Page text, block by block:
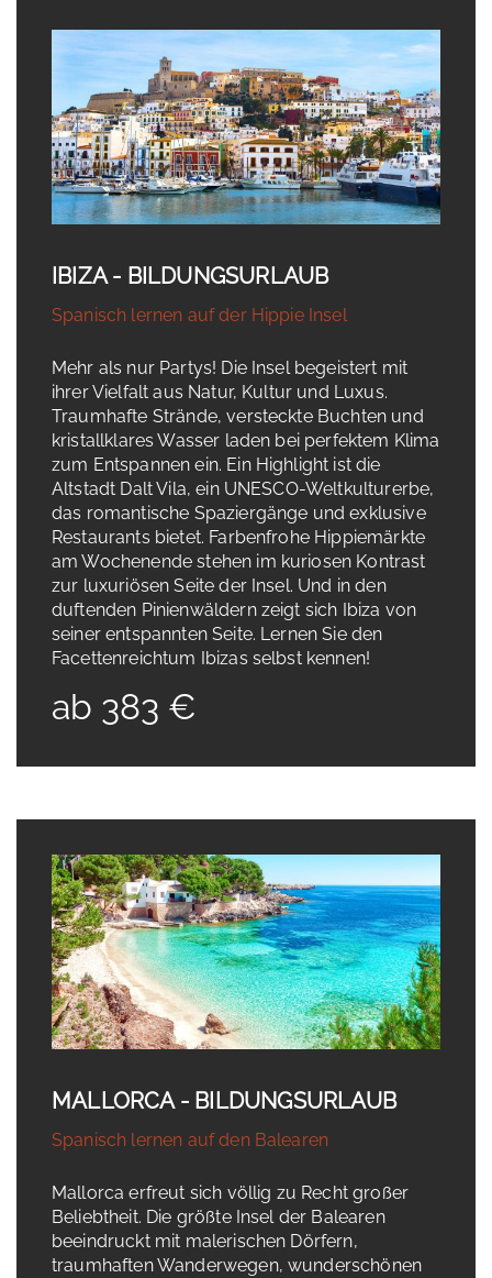
IBIZA - BILDUNGSURLAUB
Spanisch lernen auf der Hippie Insel
Mehr als nur Partys! Die Insel begeistert mit
ihrer Vielfalt aus Natur, Kultur und Luxus.
Traumhafte Strände, versteckte Buchten und
kristallklares Wasser laden bei perfektem Klima
zum Entspannen ein. Ein Highlight ist die
Altstadt Dalt Vila, ein UNESCO-Weltkulturerbe,
das romantische Spaziergänge und exklusive
Restaurants bietet. Farbenfrohe Hippiemärkte
am Wochenende stehen im kuriosen Kontrast
zur luxuriösen Seite der Insel. Und in den
duftenden Pinienwäldern zeigt sich Ibiza von
seiner entspannten Seite. Lernen Sie den
Facettenreichtum Ibizas selbst kennen!
ab 383 €
MALLORCA - BILDUNGSURLAUB
Spanisch lernen auf den Balearen
Mallorca erfreut sich völlig zu Recht großer
Beliebtheit. Die größte Insel der Balearen
beeindruckt mit malerischen Dörfern,
traumhaften Wanderwegen, wunderschönen